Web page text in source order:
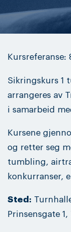
Kursreferanse:
Sikringskurs 1
arrangeres av
i samarbeid
Kursene
og retter seg
tumbling,
konkurranser,
Sted:
Prinsensgate